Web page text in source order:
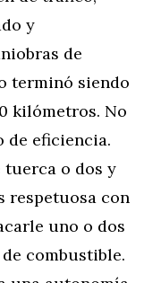
y
de
terminó siendo
kilómetros. No
de eficiencia.
tuerca o dos y
respetuosa con
uno o dos
combustible.